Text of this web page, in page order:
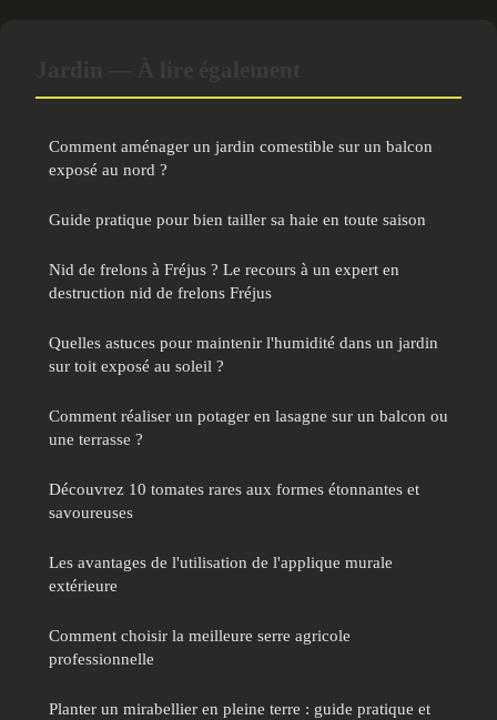
Comment aménager un jardin comestible sur un balcon
exposé au nord ?
Guide pratique pour bien tailler sa haie en toute saison
Nid de frelons à Fréjus ? Le recours à un expert en
destruction nid de frelons Fréjus
Quelles astuces pour maintenir l'humidité dans un jardin
sur toit exposé au soleil ?
Comment réaliser un potager en lasagne sur un balcon ou
une terrasse ?
Découvrez 10 tomates rares aux formes étonnantes et
savoureuses
Les avantages de l'utilisation de l'applique murale
extérieure
Comment choisir la meilleure serre agricole
professionnelle
Planter un mirabellier en pleine terre : guide pratique et